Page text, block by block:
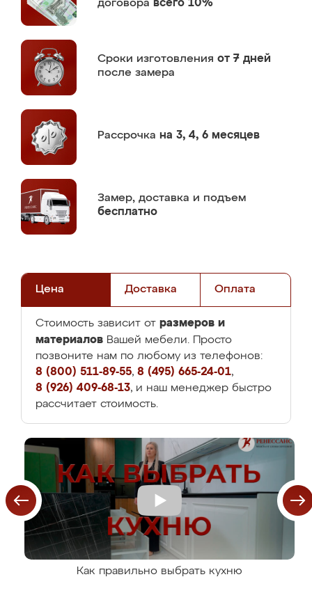
договора всего 10%
Сроки изготовления от 7 дней
после замера
Рассрочка на 3, 4, 6 месяцев
Замер, доставка и подъем
бесплатно
Цена Доставка Оплата
Стоимость зависит от размеров и
материалов Вашей мебели. Просто
позвоните нам по любому из телефонов:
8 (800) 511-89-55, 8 (495) 665-24-01,
8 (926) 409-68-13, и наш менеджер быстро
рассчитает стоимость.
Как правильно выбрать кухню